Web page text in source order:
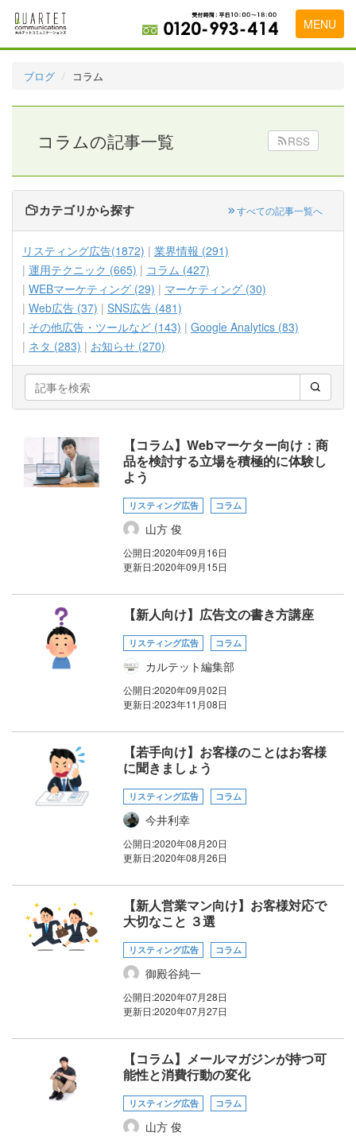
MENU
代理店の乗り換えをお考えの方
広告代理店・HP制作会社様へ
お申し込みから運用開始までの流れ
会社概要
お問い合わせ
ブログ コラム
コラムの記事一覧 RSS
カテゴリから探す すべての記事一覧へ
リスティング広告(1872)
業界情報 (291)
運用テクニック (665)
コラム (427)
WEBマーケティング (29)
マーケティング (30)
Web広告 (37)
SNS広告 (481)
その他広告・ツールなど (143)
Google Analytics (83)
ネタ (283)
お知らせ (270)
【コラム】Webマーケター向け：商
品を検討する立場を積極的に体験し
よう
リスティング広告 コラム
山方 俊
公開日:2020年09月16日
更新日:2020年09月15日
【新人向け】広告文の書き方講座
リスティング広告 コラム
カルテット編集部
公開日:2020年09月02日
更新日:2023年11月08日
【若手向け】お客様のことはお客様
に聞きましょう
リスティング広告 コラム
今井利幸
公開日:2020年08月20日
更新日:2020年08月26日
【新人営業マン向け】お客様対応で
大切なこと ３選
リスティング広告 コラム
御殿谷純一
公開日:2020年07月28日
更新日:2020年07月27日
【コラム】メールマガジンが持つ可
能性と消費行動の変化
リスティング広告 コラム
山方 俊